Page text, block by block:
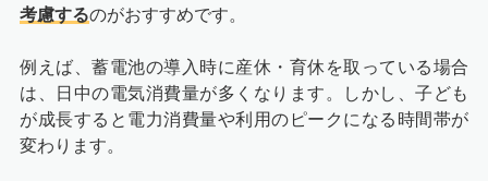
考慮するのがおすすめです。
例えば、蓄電池の導入時に産休・育休を取っている場合
は、日中の電気消費量が多くなります。しかし、子ども
が成長すると電力消費量や利用のピークになる時間帯が
変わります。